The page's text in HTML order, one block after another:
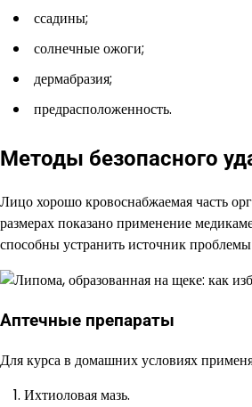
ссадины;
солнечные ожоги;
дермабразия;
предрасположенность.
Методы безопасного
Лицо хорошо кровоснабжаемая часть
размерах показано применение
способны устранить источник
Аптечные препараты
Для курса в домашних условиях
Ихтиоловая мазь.